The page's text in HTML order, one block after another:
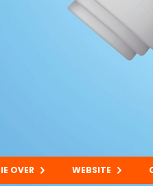
OVER WEBSITE